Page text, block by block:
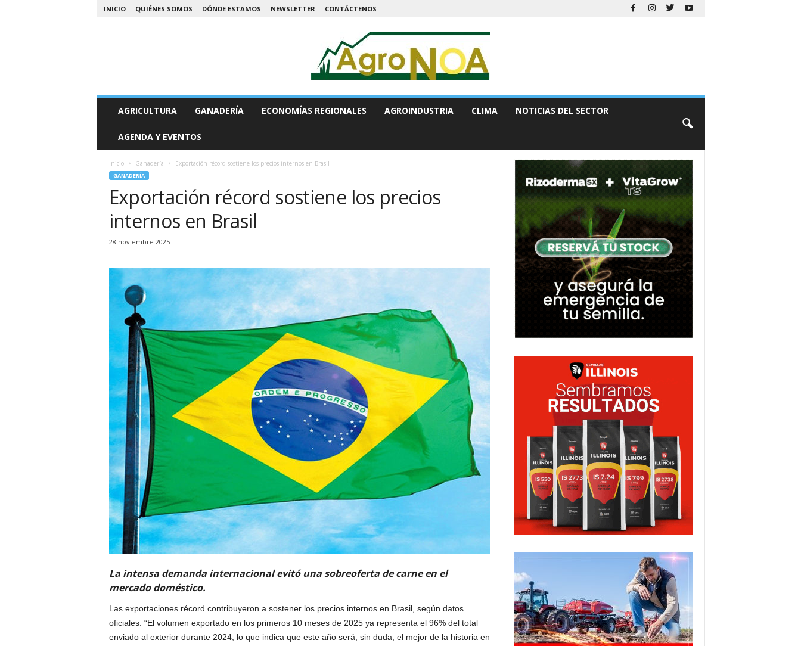
INICIO QUIÉNES SOMOS DÓNDE ESTAMOS NEWSLETTER CONTÁCTENOS
N
AGRICULTURA GANADERÍA ECONOMÍAS REGIONALES AGROINDUSTRIA CLIMA NOTICIAS DEL SECTOR
AGENDA Y EVENTOS
Inicio Ganadería Exportación récord sostiene los precios internos en Brasil
GANADERÍA
Exportación récord sostiene los precios
internos en Brasil
28 noviembre 2025
La intensa demanda internacional evitó una sobreoferta de carne en el
mercado doméstico.
Las exportaciones récord contribuyeron a sostener los precios internos en Brasil, según datos
oficiales. “El volumen exportado en los primeros 10 meses de 2025 ya representa el 96% del total
enviado al exterior durante 2024, lo que indica que este año será, sin duda, el mejor de la historia en